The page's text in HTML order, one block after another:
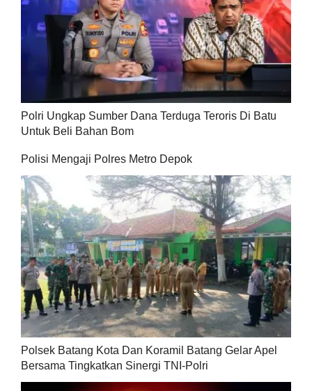
Polri Ungkap Sumber Dana Terduga Teroris Di Batu
Untuk Beli Bahan Bom
Polisi Mengaji Polres Metro Depok
Polsek Batang Kota Dan Koramil Batang Gelar Apel
Bersama Tingkatkan Sinergi TNI-Polri